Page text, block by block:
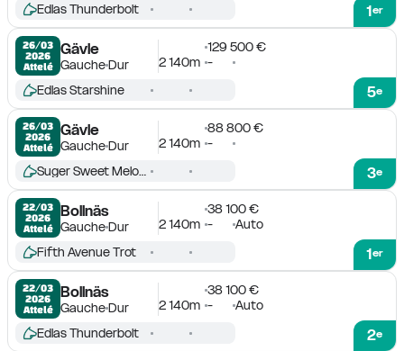
1er
Edlas Thunderbolt
26/03
2026
Attelé
Gävle
GaucheDur
129 500 €
2 140m -
5e
Edlas Starshine
26/03
2026
Attelé
Gävle
GaucheDur
88 800 €
2 140m -
3e
Suger Sweet Melody
22/03
2026
Attelé
Bollnäs
GaucheDur
38 100 €
2 140m - Auto
1er
Fifth Avenue Trot
22/03
2026
Attelé
Bollnäs
GaucheDur
38 100 €
2 140m - Auto
2e
Edlas Thunderbolt